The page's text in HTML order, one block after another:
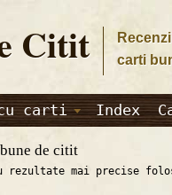
Citit
carti
carti Index
de citit
rezultate mai precise